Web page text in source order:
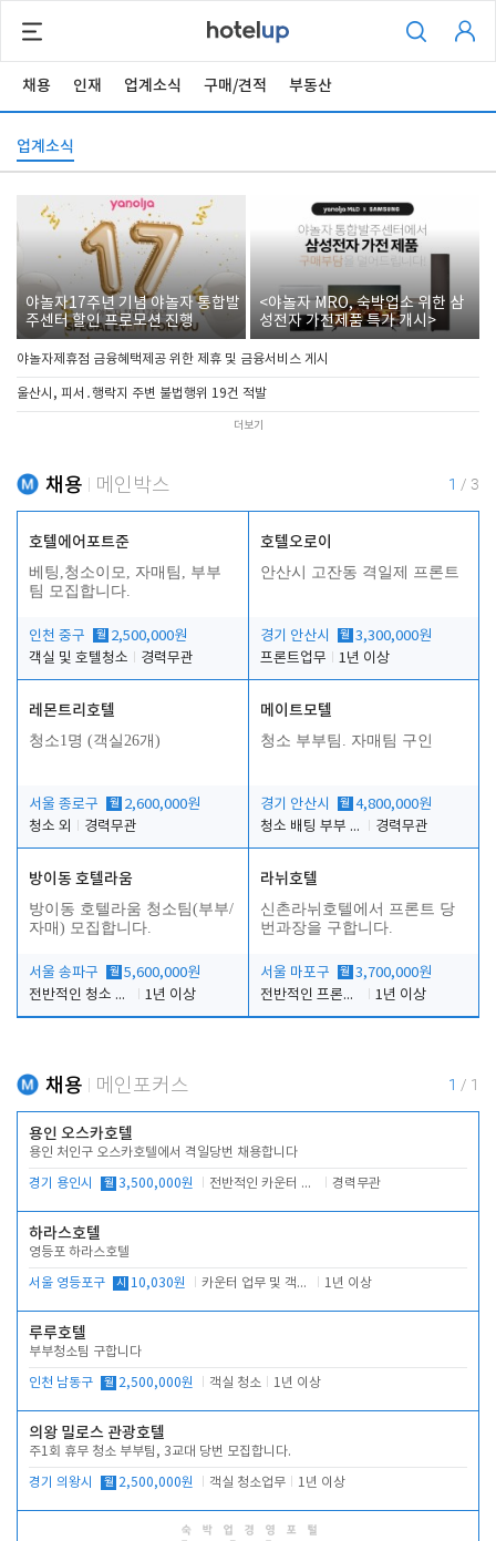
채용 인재 업계소식 구매/견적 부동산
업계소식
야놀자17주년 기념 야놀자 통합발
주센터 할인 프로모션 진행
<야놀자 MRO, 숙박업소 위한 삼
성전자 가전제품 특가 개시>
야놀자제휴점 금융혜택제공 위한 제휴 및 금융서비스 게시
울산시, 피서․행락지 주변 불법행위 19건 적발
더보기
채용 메인박스 1 / 3
호텔에어포트준
베팅,청소이모, 자매팀, 부부
팀 모집합니다.
인천 중구 월 2,500,000원
객실 및 호텔청소
경력무관
호텔오로이
안산시 고잔동 격일제 프론트
경기 안산시 월 3,300,000원
프론트업무
1년 이상
레몬트리호텔
청소1명 (객실26개)
서울 종로구 월 2,600,000원
청소 외
경력무관
메이트모텔
청소 부부팀. 자매팀 구인
경기 안산시 월 4,800,000원
청소 배팅 부부 구합니다
경력무관
방이동 호텔라움
방이동 호텔라움 청소팀(부부/
자매) 모집합니다.
서울 송파구 월 5,600,000원
전반적인 청소 업무(객실청소.객실정리)
1년 이상
라뉘호텔
신촌라뉘호텔에서 프론트 당
번과장을 구합니다.
서울 마포구 월 3,700,000원
전반적인 프론트 당번업무
1년 이상
채용 메인포커스 1 / 1
용인 오스카호텔
용인 처인구 오스카호텔에서 격일당번 채용합니다
경기 용인시 월 3,500,000원 전반적인 카운터 업무 경력무관
하라스호텔
영등포 하라스호텔
서울 영등포구 시 10,030원 카운터 업무 및 객실관리(청소상태 확인, 객실판매) 1년 이상
루루호텔
부부청소팀 구합니다
인천 남동구 월 2,500,000원 객실 청소 1년 이상
의왕 밀로스 관광호텔
주1회 휴무 청소 부부팀, 3교대 당번 모집합니다.
경기 의왕시 월 2,500,000원 객실 청소업무 1년 이상